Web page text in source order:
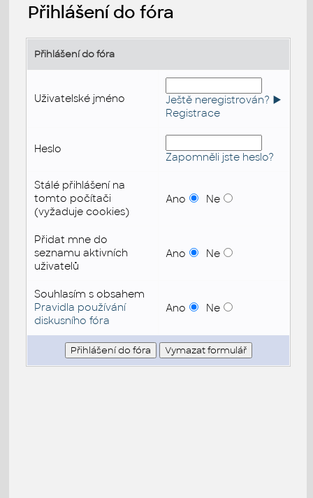
Přihlášení do fóra
Přihlášení do fóra
Uživatelské jméno
Ještě neregistrován? ►
Registrace
Heslo
Zapomněli jste heslo?
Stálé přihlášení na
tomto počítači
(vyžaduje cookies)
Ano Ne
Přidat mne do
seznamu aktivních
uživatelů
Ano Ne
Souhlasím s obsahem
Pravidla používání
diskusního fóra
Ano Ne